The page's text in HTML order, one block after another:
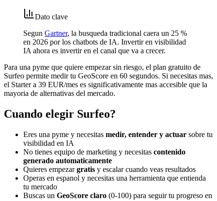
Dato clave
Segun Gartner, la busqueda tradicional caera un 25 %
en 2026 por los chatbots de IA. Invertir en visibilidad
IA ahora es invertir en el canal que va a crecer.
Para una pyme que quiere empezar sin riesgo, el plan gratuito de
Surfeo permite medir tu GeoScore en 60 segundos. Si necesitas mas,
el Starter a 39 EUR/mes es significativamente mas accesible que la
mayoria de alternativas del mercado.
Cuando elegir Surfeo?
Eres una pyme y necesitas medir, entender y actuar sobre tu
visibilidad en IA
No tienes equipo de marketing y necesitas contenido
generado automaticamente
Quieres empezargratis y escalar cuando veas resultados
Operas en espanol y necesitas una herramienta que entienda
tu mercado
Buscas un GeoScore claro (0-100) para seguir tu progreso en